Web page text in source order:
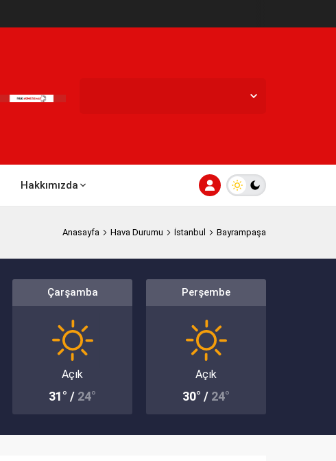
Hakkımızda
Anasayfa Hava Durumu İstanbul Bayrampaşa
Çarşamba
Açık
31° / 24°
Perşembe
Açık
30° / 24°